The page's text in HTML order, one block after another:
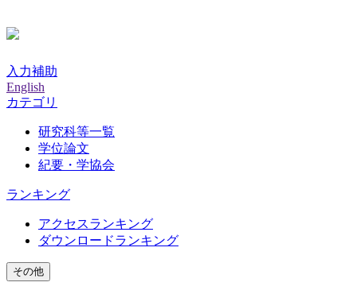
入力補助
English
カテゴリ
研究科等一覧
学位論文
紀要・学協会
ランキング
アクセスランキング
ダウンロードランキング
その他